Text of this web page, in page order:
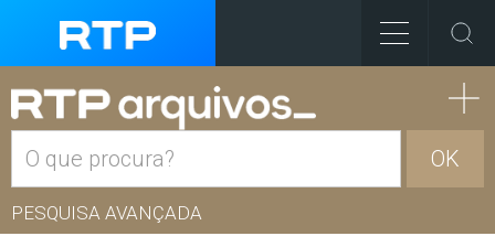
OK
PESQUISA AVANÇADA